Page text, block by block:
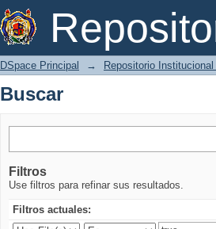
Buscar
DSpace Principal → Repositorio
Buscar
Filtros
Use filtros para refinar sus resultados.
Filtros actuales: